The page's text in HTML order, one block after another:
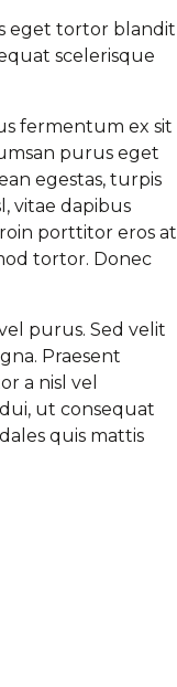
eget tortor blandit
scelerisque
fermentum ex sit
purus eget
egestas, turpis
vitae dapibus
porttitor eros at
tortor. Donec
purus. Sed velit
Praesent
a nisl vel
ut consequat
quis mattis